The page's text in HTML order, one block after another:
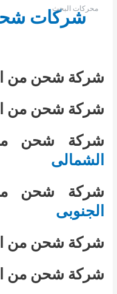
محركات البحث
شركات
شركة شحن من
شركة شحن من
شركة شحن
الشمالى
شركة شحن
الجنوبى
شركة شحن من
شركة شحن من